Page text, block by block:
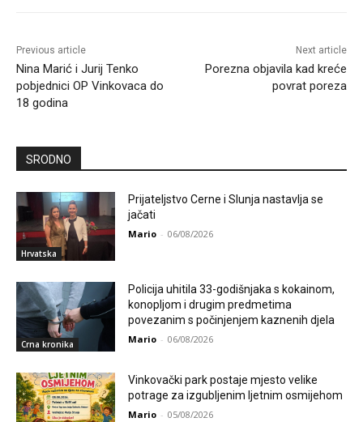
Previous article
Nina Marić i Jurij Tenko
pobjednici OP Vinkovaca do
18 godina
Next article
Porezna objavila kad kreće
povrat poreza
SRODNO
Hrvatska
Prijateljstvo Cerne i Slunja nastavlja se
jačati
Mario - 06/08/2026
Crna kronika
Policija uhitila 33-godišnjaka s kokainom,
konopljom i drugim predmetima
povezanim s počinjenjem kaznenih djela
Mario - 06/08/2026
Vinkovački park postaje mjesto velike
potrage za izgubljenim ljetnim osmijehom
Mario - 05/08/2026